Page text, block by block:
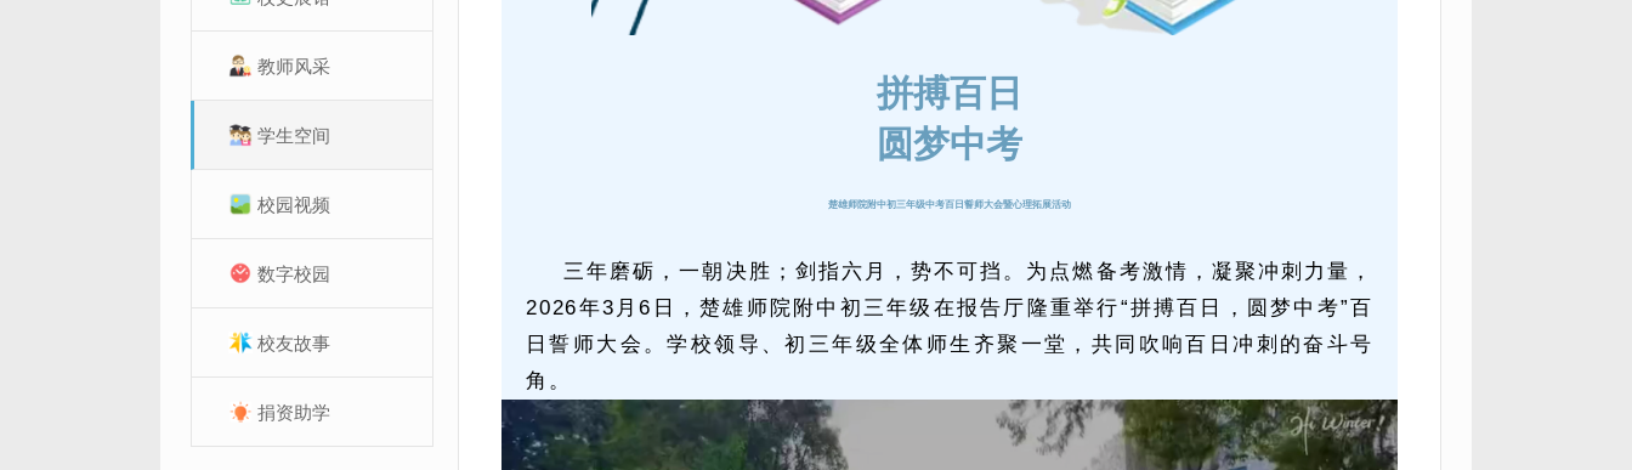
教师风采
学生空间
校园视频
数字校园
校友故事
捐资助学
拼搏百日
圆梦中考
楚雄师院附中初三年级中考百日誓师大会暨心理拓展活动
三年磨砺，一朝决胜；剑指六月，势不可挡。为点燃备考激情，凝聚冲刺力量，
2026年3月6日，楚雄师院附中初三年级在报告厅隆重举行“拼搏百日，圆梦中考”百
日誓师大会。学校领导、初三年级全体师生齐聚一堂，共同吹响百日冲刺的奋斗号
角。